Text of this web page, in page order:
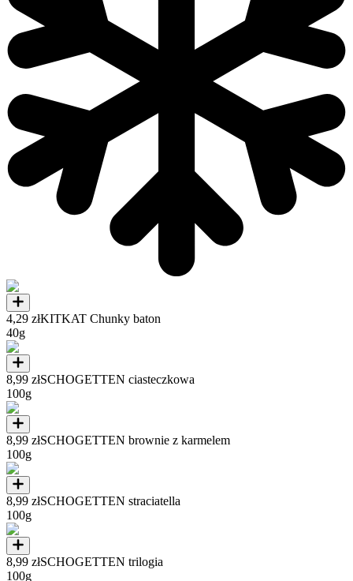
4,29 złKITKAT Chunky baton
40g
8,99 złSCHOGETTEN ciasteczkowa
100g
8,99 złSCHOGETTEN brownie z karmelem
100g
8,99 złSCHOGETTEN straciatella
100g
8,99 złSCHOGETTEN trilogia
100g